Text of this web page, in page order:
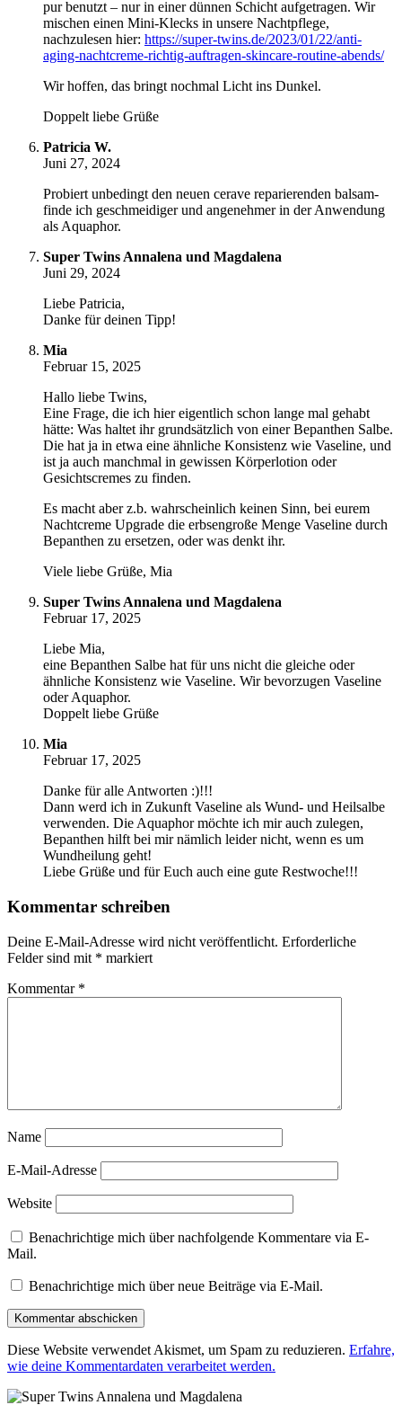
pur benutzt – nur in einer dünnen Schicht aufgetragen. Wir
mischen einen Mini-Klecks in unsere Nachtpflege,
nachzulesen hier: https://super-twins.de/2023/01/22/anti-
aging-nachtcreme-richtig-auftragen-skincare-routine-abends/
Wir hoffen, das bringt nochmal Licht ins Dunkel.
Doppelt liebe Grüße
Patricia W.
Juni 27, 2024
Probiert unbedingt den neuen cerave reparierenden balsam-
finde ich geschmeidiger und angenehmer in der Anwendung
als Aquaphor.
Super Twins Annalena und Magdalena
Juni 29, 2024
Liebe Patricia,
Danke für deinen Tipp!
Mia
Februar 15, 2025
Hallo liebe Twins,
Eine Frage, die ich hier eigentlich schon lange mal gehabt
hätte: Was haltet ihr grundsätzlich von einer Bepanthen Salbe.
Die hat ja in etwa eine ähnliche Konsistenz wie Vaseline, und
ist ja auch manchmal in gewissen Körperlotion oder
Gesichtscremes zu finden.
Es macht aber z.b. wahrscheinlich keinen Sinn, bei eurem
Nachtcreme Upgrade die erbsengroße Menge Vaseline durch
Bepanthen zu ersetzen, oder was denkt ihr.
Viele liebe Grüße, Mia
Super Twins Annalena und Magdalena
Februar 17, 2025
Liebe Mia,
eine Bepanthen Salbe hat für uns nicht die gleiche oder
ähnliche Konsistenz wie Vaseline. Wir bevorzugen Vaseline
oder Aquaphor.
Doppelt liebe Grüße
Mia
Februar 17, 2025
Danke für alle Antworten :)!!!
Dann werd ich in Zukunft Vaseline als Wund- und Heilsalbe
verwenden. Die Aquaphor möchte ich mir auch zulegen,
Bepanthen hilft bei mir nämlich leider nicht, wenn es um
Wundheilung geht!
Liebe Grüße und für Euch auch eine gute Restwoche!!!
Kommentar schreiben
Deine E-Mail-Adresse wird nicht veröffentlicht. Erforderliche
Felder sind mit * markiert
Kommentar *
Name
E-Mail-Adresse
Website
Benachrichtige mich über nachfolgende Kommentare via E-
Mail.
Benachrichtige mich über neue Beiträge via E-Mail.
Diese Website verwendet Akismet, um Spam zu reduzieren. Erfahre,
wie deine Kommentardaten verarbeitet werden.